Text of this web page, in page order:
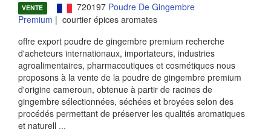
VENTE 720197 Poudre De Gingembre
Premium | courtier épices aromates
offre export poudre de gingembre premium recherche
d'acheteurs internationaux, importateurs, industries
agroalimentaires, pharmaceutiques et cosmétiques nous
proposons à la vente de la poudre de gingembre premium
d'origine cameroun, obtenue à partir de racines de
gingembre sélectionnées, séchées et broyées selon des
procédés permettant de préserver les qualités aromatiques
et naturell ...